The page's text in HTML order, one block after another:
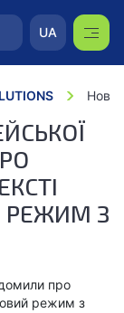
UA
РЕЖИМ З